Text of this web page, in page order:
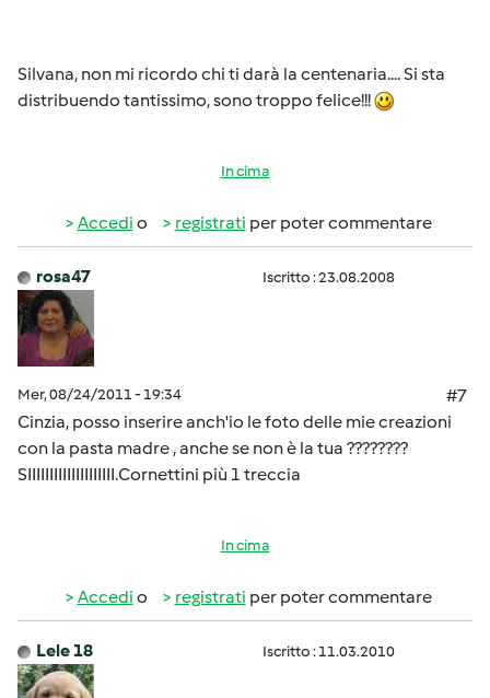
Silvana, non mi ricordo chi ti darà la centenaria.... Si sta
distribuendo tantissimo, sono troppo felice!!!
In cima
Accedi o registrati per poter commentare
rosa47 Iscritto : 23.08.2008
Mer, 08/24/2011 - 19:34
#7
Cinzia, posso inserire anch'io le foto delle mie creazioni
con la pasta madre , anche se non è la tua ????????
SIIIIIIIIIIIIIIIIIIII.Cornettini più 1 treccia
In cima
Accedi o registrati per poter commentare
Lele 18 Iscritto : 11.03.2010